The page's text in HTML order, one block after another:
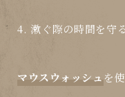
4. 漱ぐ際の時間を守る
マウスウォッシュ を